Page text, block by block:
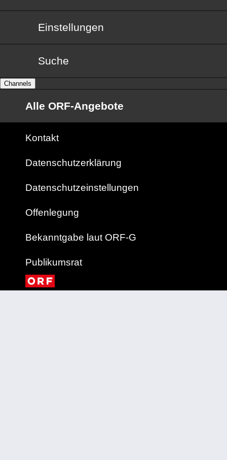
Einstellungen
Suche
Channels
Alle ORF-Angebote
Kontakt
Datenschutzerklärung
Datenschutzeinstellungen
Offenlegung
Bekanntgabe laut ORF-G
Publikumsrat